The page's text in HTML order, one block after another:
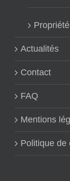
Actualités
Contact
FAQ
Mentions
Politique de